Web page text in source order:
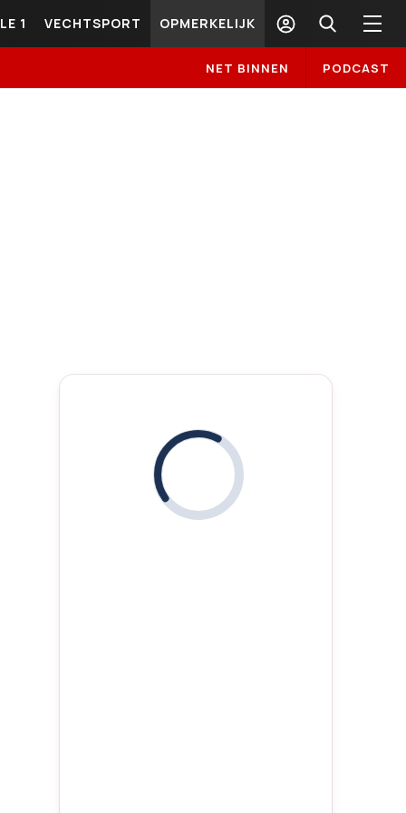
1 VECHTSPORT OPMERKELIJK
NET BINNEN PODCAST